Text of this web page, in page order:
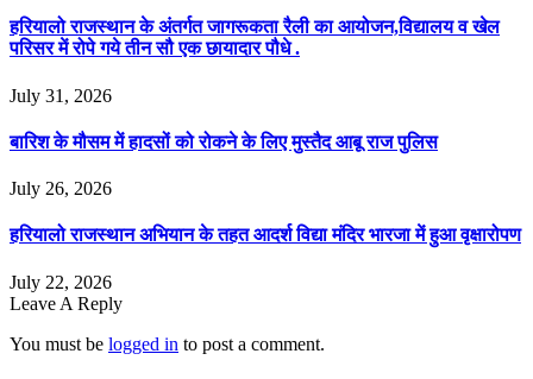
हरियालो राजस्थान के अंतर्गत जागरूकता रैली का आयोजन,विद्यालय व खेल
परिसर में रोपे गये तीन सौ एक छायादार पौधे .
July 31, 2026
बारिश के मौसम में हादसों को रोकने के लिए मुस्तैद आबू राज पुलिस
July 26, 2026
हरियालो राजस्थान अभियान के तहत आदर्श विद्या मंदिर भारजा में हुआ वृक्षारोपण
July 22, 2026
Leave A Reply
You must be logged in to post a comment.